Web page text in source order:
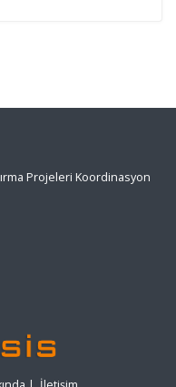
Projeleri Koordinasyon